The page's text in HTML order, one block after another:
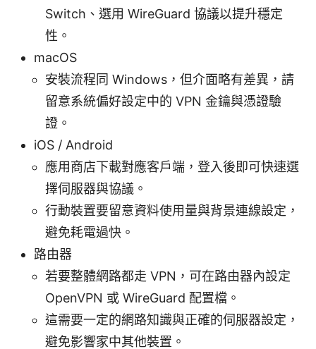
Switch、選用 WireGuard 協議以提升穩定
性。
macOS
安裝流程同 Windows，但介面略有差異，請
留意系統偏好設定中的 VPN 金鑰與憑證驗
證。
iOS / Android
應用商店下載對應客戶端，登入後即可快速選
擇伺服器與協議。
行動裝置要留意資料使用量與背景連線設定，
避免耗電過快。
路由器
若要整體網路都走 VPN，可在路由器內設定
OpenVPN 或 WireGuard 配置檔。
這需要一定的網路知識與正確的伺服器設定，
避免影響家中其他裝置。